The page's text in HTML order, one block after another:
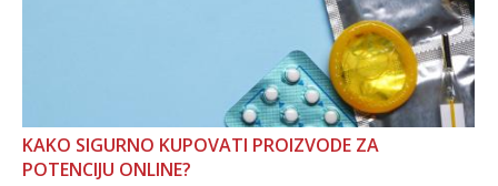
KAKO SIGURNO KUPOVATI PROIZVODE ZA
POTENCIJU ONLINE?